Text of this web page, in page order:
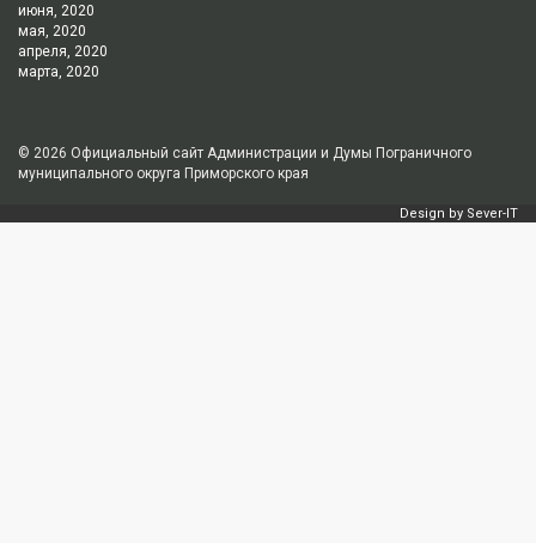
июня, 2020
мая, 2020
апреля, 2020
марта, 2020
© 2026 Официальный сайт Администрации и Думы Пограничного
муниципального округа Приморского края
Design by Sever-IT